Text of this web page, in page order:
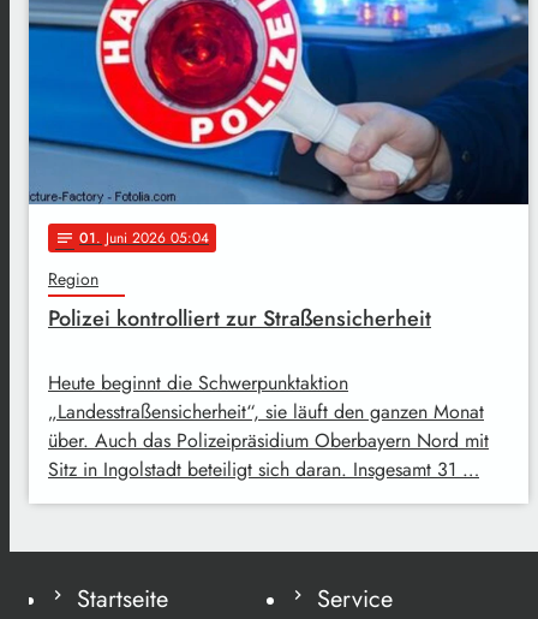
notes 01. Juni 2026 05:04
Region
Polizei kontrolliert zur Straßensicherheit
Heute beginnt die Schwerpunktaktion
„Landesstraßensicherheit“, sie läuft den ganzen Monat
über. Auch das Polizeipräsidium Oberbayern Nord mit
Sitz in Ingolstadt beteiligt sich daran. Insgesamt 31 …
Startseite Service